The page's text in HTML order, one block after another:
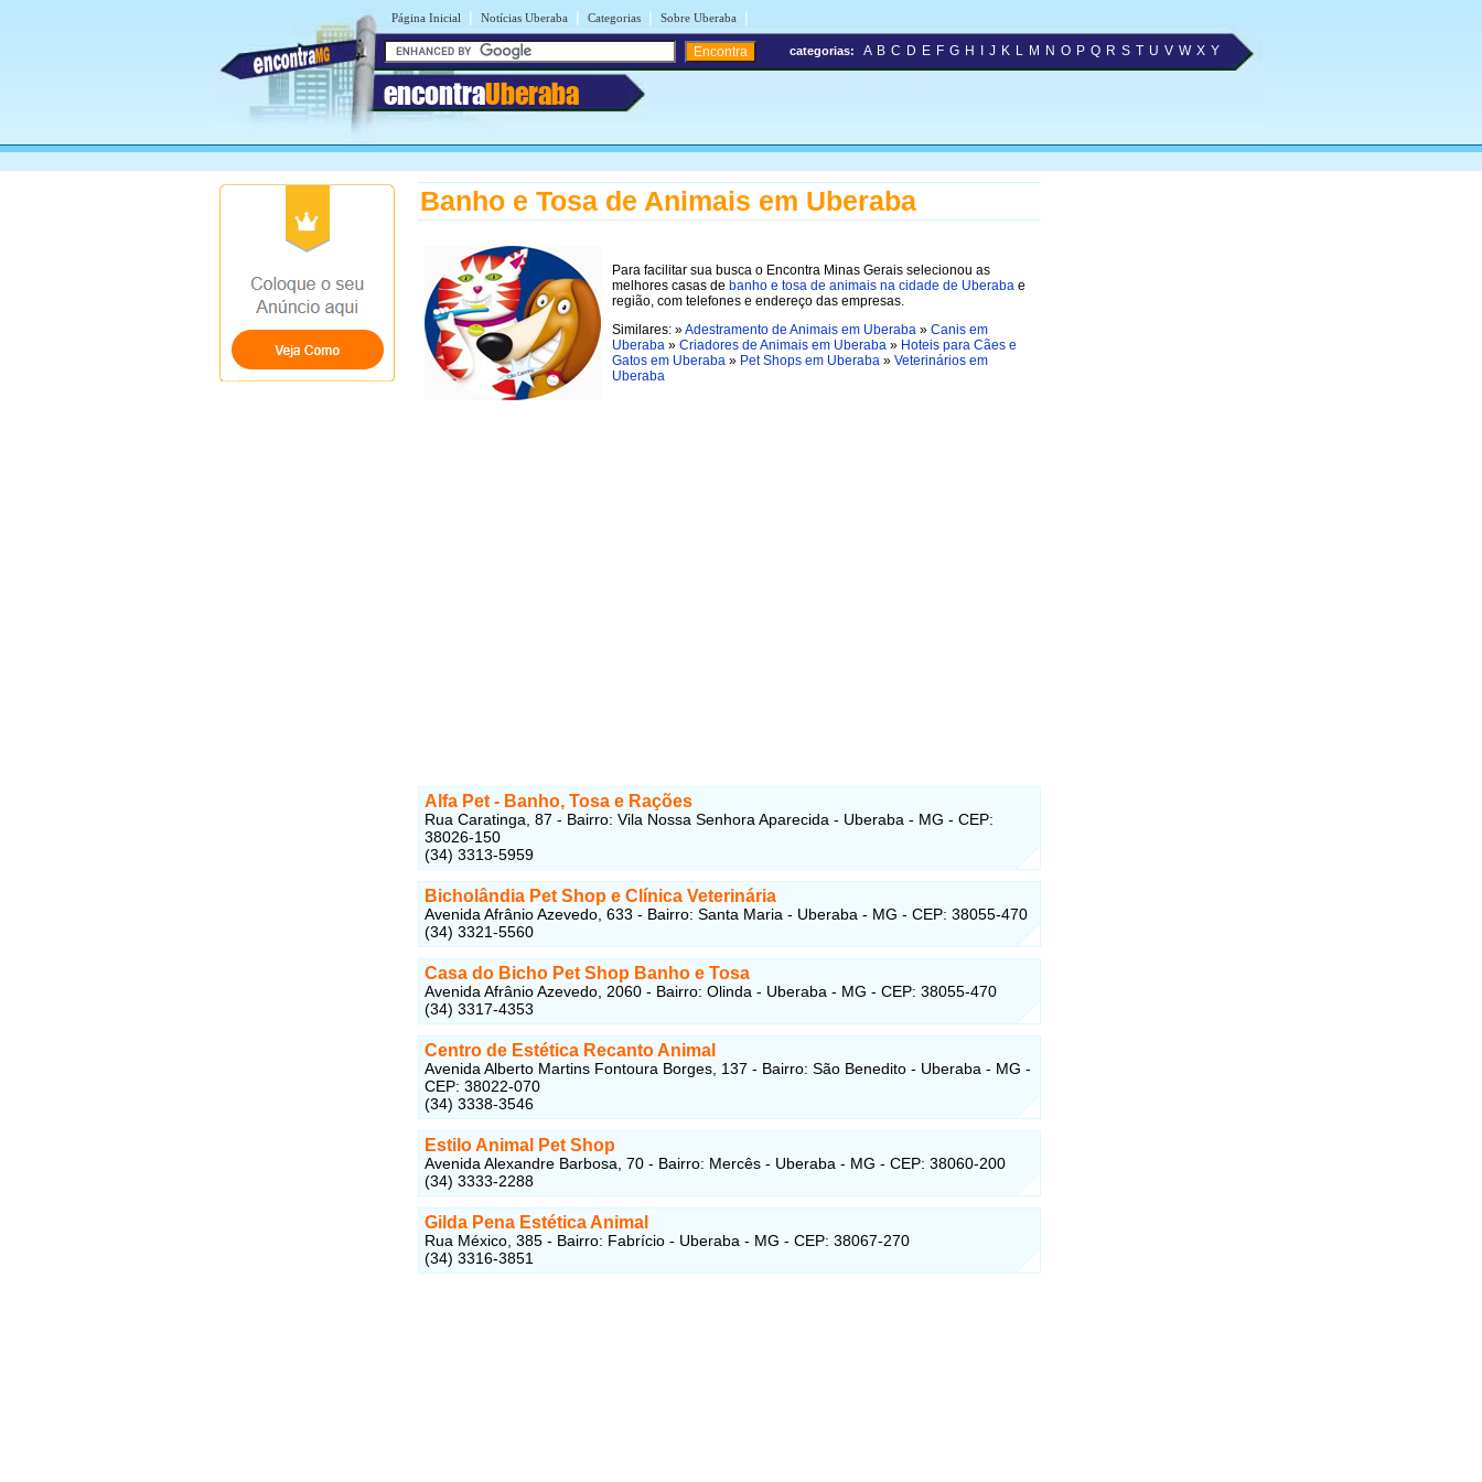
Página Inicial | Notícias Uberaba | Categorias | Sobre Uberaba |
encontraUberaba
categorias: A B C D E F G H J K L M N O P Q R S T U V W X Y
Banho e Tosa de Animais em Uberaba
Para facilitar sua busca o Encontra Minas Gerais selecionou as
melhores casas de banho e tosa de animais na cidade de Uberaba e
região, com telefones e endereço das empresas.
Similares: »Adestramento de Animais em Uberaba » Canis em
Uberaba » Criadores de Animais em Uberaba » Hoteis para Cães e
Gatos em Uberaba » Pet Shops em Uberaba » Veterinários em
Uberaba
Alfa Pet - Banho, Tosa e Rações
Rua Caratinga, 87 - Bairro: Vila Nossa Senhora Aparecida - Uberaba - MG - CEP:
38026-150
(34) 3313-5959
Bicholândia Pet Shop e Clínica Veterinária
Avenida Afrânio Azevedo, 633 - Bairro: Santa Maria - Uberaba - MG - CEP: 38055-470
(34) 3321-5560
Casa do Bicho Pet Shop Banho e Tosa
Avenida Afrânio Azevedo, 2060 - Bairro: Olinda - Uberaba - MG - CEP: 38055-470
(34) 3317-4353
Centro de Estética Recanto Animal
Avenida Alberto Martins Fontoura Borges, 137 - Bairro: São Benedito - Uberaba - MG -
CEP: 38022-070
(34) 3338-3546
Estilo Animal Pet Shop
Avenida Alexandre Barbosa, 70 - Bairro: Mercês - Uberaba - MG - CEP: 38060-200
(34) 3333-2288
Gilda Pena Estética Animal
Rua México, 385 - Bairro: Fabrício - Uberaba - MG - CEP: 38067-270
(34) 3316-3851